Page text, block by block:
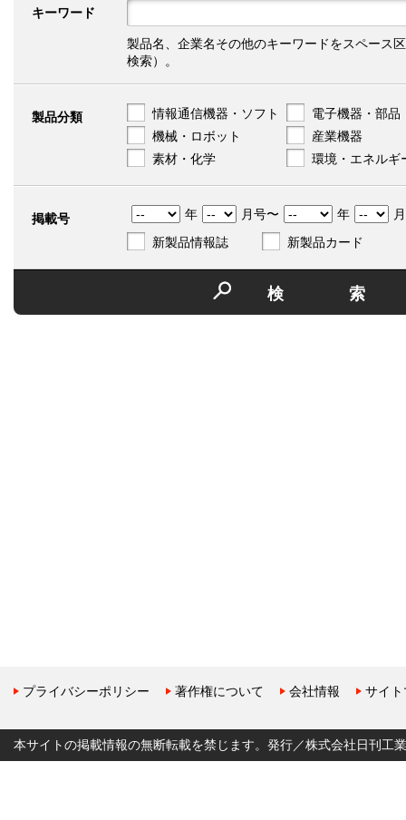
キーワード
製品名、企業名その他のキーワードをスペース
検索）。
製品分類 情報通信機器・ソフト
電子機器・部品
機械・ロボット
産業機器
素材・化学
環境・エネルギ
掲載号 年 月号〜 年
新製品情報誌
新製品カード
検
プライバシーポリシー 著作権について 会社情報 サイ
本サイトの掲載情報の無断転載を禁じます。発行／株式会社日刊